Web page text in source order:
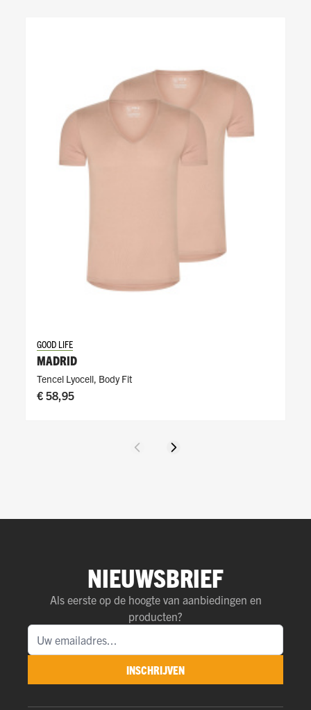
GOOD LIFE
MADRID
Tencel Lyocell, Body Fit
€ 58,95
Vorige Volgende
NIEUWSBRIEF
Als eerste op de hoogte van aanbiedingen en
producten?
INSCHRIJVEN